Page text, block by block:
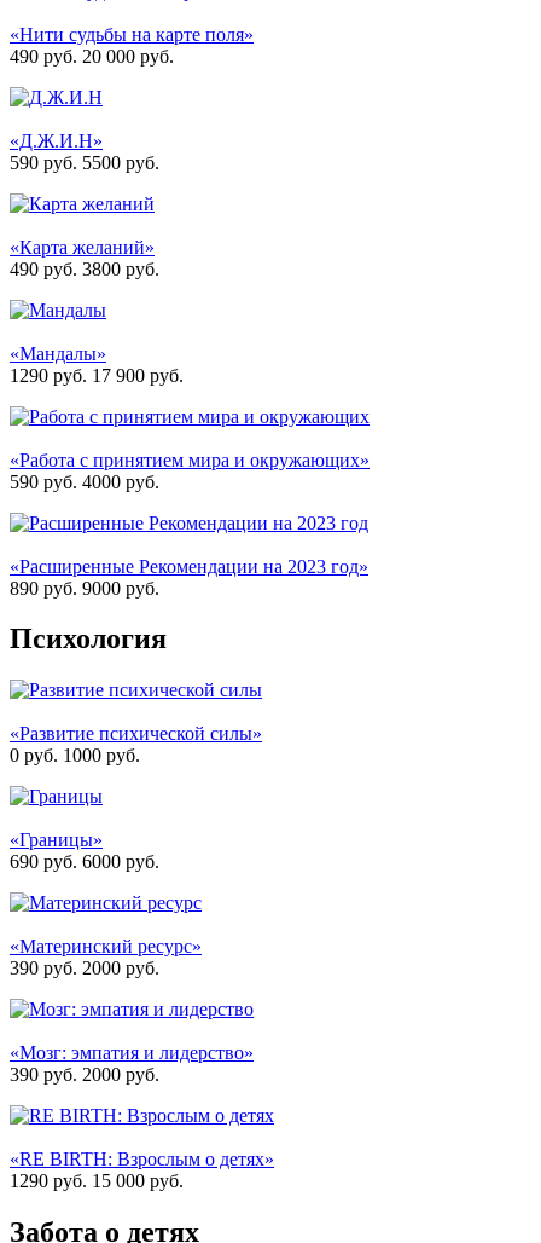
«Нити судьбы на карте поля»
490 руб. 20 000 руб.
«Д.Ж.И.Н»
590 руб. 5500 руб.
«Карта желаний»
490 руб. 3800 руб.
«Мандалы»
1290 руб. 17 900 руб.
«Работа с принятием мира и окружающих»
590 руб. 4000 руб.
«Расширенные Рекомендации на 2023 год»
890 руб. 9000 руб.
Психология
«Развитие психической силы»
0 руб. 1000 руб.
«Границы»
690 руб. 6000 руб.
«Материнский ресурс»
390 руб. 2000 руб.
«Мозг: эмпатия и лидерство»
390 руб. 2000 руб.
«RE BIRTH: Взрослым о детях»
1290 руб. 15 000 руб.
Забота о детях